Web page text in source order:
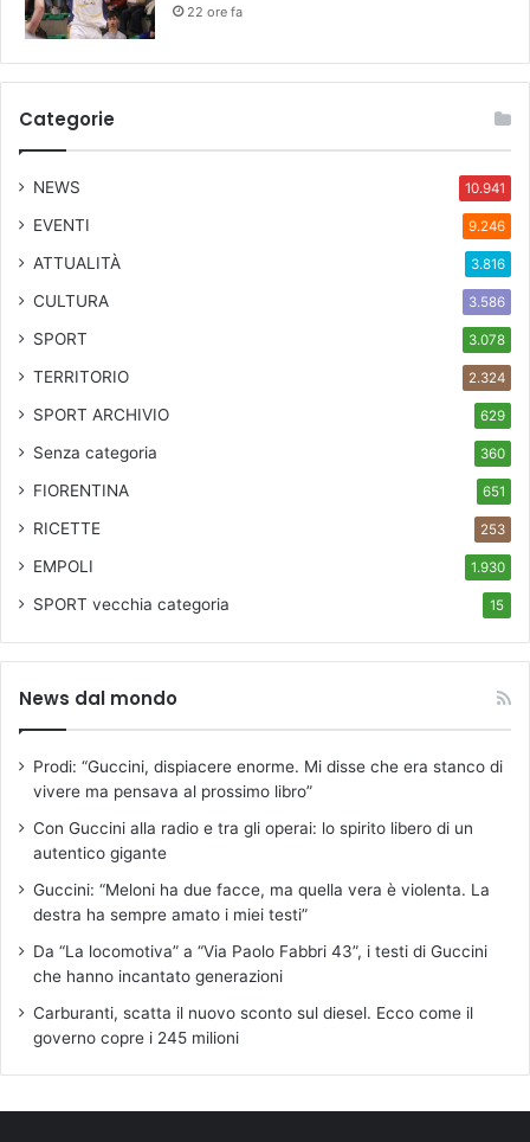
22 ore fa
Categorie
NEWS 10.941
EVENTI 9.246
ATTUALITÀ 3.816
CULTURA 3.586
SPORT 3.078
TERRITORIO 2.324
SPORT ARCHIVIO 629
Senza categoria 360
FIORENTINA 651
RICETTE 253
EMPOLI 1.930
SPORT vecchia categoria 15
News dal mondo
Prodi: “Guccini, dispiacere enorme. Mi disse che era stanco di
vivere ma pensava al prossimo libro”
Con Guccini alla radio e tra gli operai: lo spirito libero di un
autentico gigante
Guccini: “Meloni ha due facce, ma quella vera è violenta. La
destra ha sempre amato i miei testi”
Da “La locomotiva” a “Via Paolo Fabbri 43”, i testi di Guccini
che hanno incantato generazioni
Carburanti, scatta il nuovo sconto sul diesel. Ecco come il
governo copre i 245 milioni